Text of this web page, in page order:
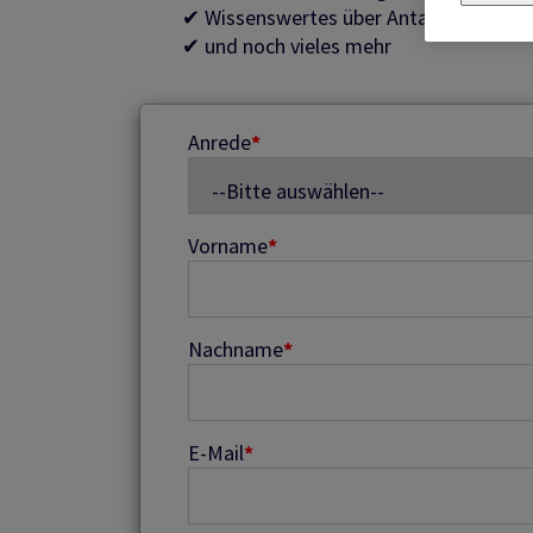
✔ Wissenswertes über Antalis
✔ und noch vieles mehr
Anrede*
Vorname*
Nachname*
E-Mail*